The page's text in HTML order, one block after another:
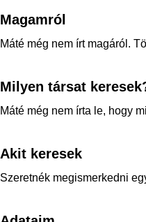
Magamról
Máté még nem írt magáról.
Milyen társat
Máté még nem írta le, hogy
Akit keresek
Szeretnék megismerkedni